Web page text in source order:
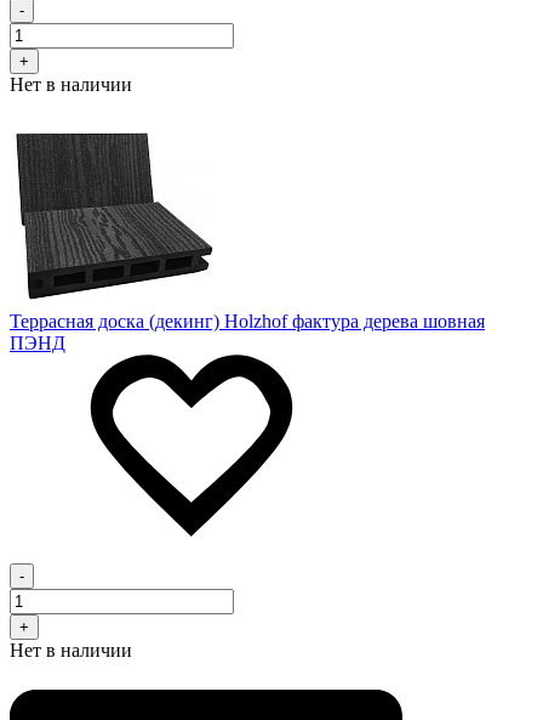
-
+
Нет в наличии
Террасная доска (декинг) Holzhof фактура дерева шовная
ПЭНД
-
+
Нет в наличии